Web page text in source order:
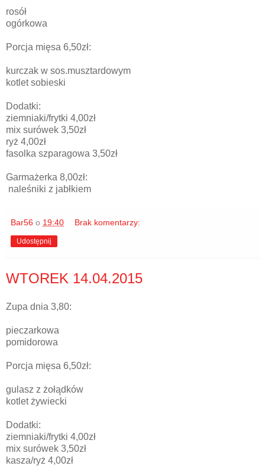
rosół
ogórkowa
Porcja mięsa 6,50zł:
kurczak w sos.musztardowym
kotlet sobieski
Dodatki:
ziemniaki/frytki 4,00zł
mix surówek 3,50zł
ryż 4,00zł
fasolka szparagowa 3,50zł
Garmażerka 8,00zł:
naleśniki z jabłkiem
Bar56 o 19:40 Brak komentarzy:
Udostępnij
WTOREK 14.04.2015
Zupa dnia 3,80:
pieczarkowa
pomidorowa
Porcja mięsa 6,50zł:
gulasz z żołądków
kotlet żywiecki
Dodatki:
ziemniaki/frytki 4,00zł
mix surówek 3,50zł
kasza/ryż 4,00zł